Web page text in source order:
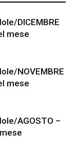
DICEMBRE
mese
NOVEMBRE
mese
AGOSTO –